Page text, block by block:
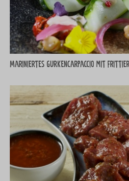
Mariniertes Gurkencarpaccio mit